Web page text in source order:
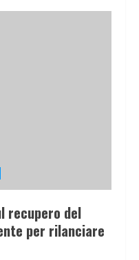
recupero del
per rilanciare